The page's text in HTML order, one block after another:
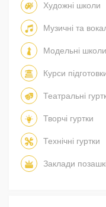
Художні школи
Музичні та
Модельні школи
Курси
Театральні
Творчі гуртки
Технічні гуртки
Заклади